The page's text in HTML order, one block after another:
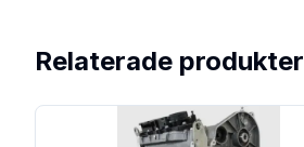
Relaterade produkter